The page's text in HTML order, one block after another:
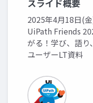
スライド概要
2025年4月18日(
UiPath Friends
がる！学び、語り
ユーザーLT資料